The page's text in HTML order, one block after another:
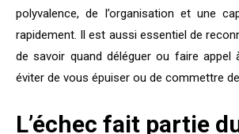
polyvalence, de l’organisation et une
rapidement. Il est aussi essentiel de
de savoir quand déléguer ou faire appel
éviter de vous épuiser ou de commettre
L’échec fait partie